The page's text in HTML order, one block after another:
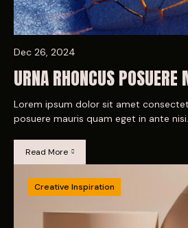
Dec 26, 2024
URNA RHONCUS
Lorem ipsum dolor sit amet
posuere mauris quam eget in ante nisi.
Read More
Creative Inspiration